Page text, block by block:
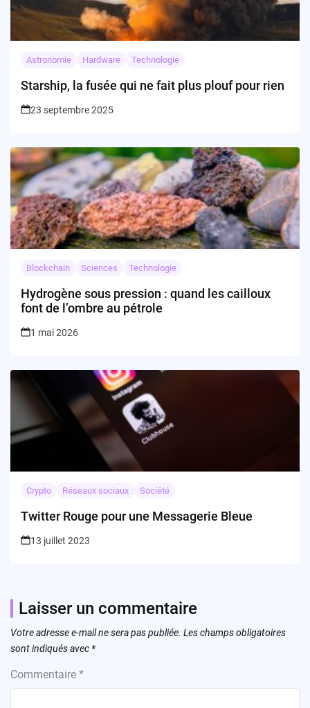
Astronomie Hardware Technologie
Starship, la fusée qui ne fait plus plouf pour rien
23 septembre 2025
Blockchain Sciences Technologie
Hydrogène sous pression : quand les cailloux
font de l’ombre au pétrole
1 mai 2026
Crypto Réseaux sociaux Société
Twitter Rouge pour une Messagerie Bleue
13 juillet 2023
Laisser un commentaire
Votre adresse e-mail ne sera pas publiée. Les champs obligatoires
sont indiqués avec *
Commentaire *